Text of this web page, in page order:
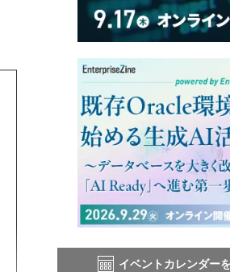
イベントカレンダー